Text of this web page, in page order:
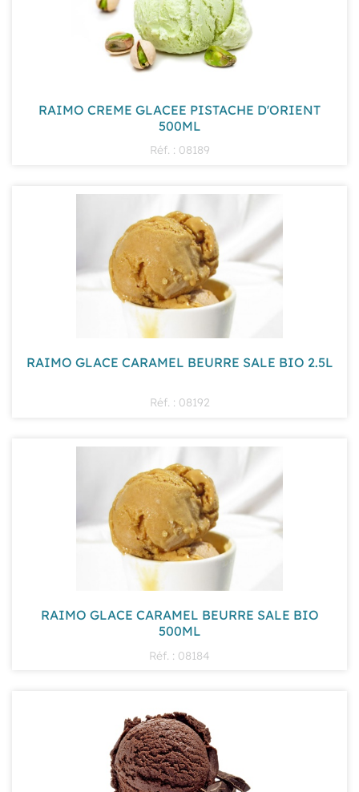
RAIMO CREME GLACEE PISTACHE D'ORIENT
500ML
Réf. : 08189
RAIMO GLACE CARAMEL BEURRE SALE BIO 2.5L
Réf. : 08192
RAIMO GLACE CARAMEL BEURRE SALE BIO
500ML
Réf. : 08184